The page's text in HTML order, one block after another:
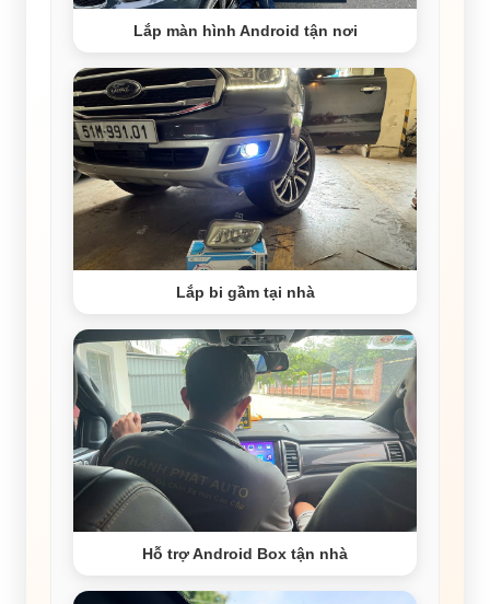
Lắp màn hình Android tận nơi
Lắp bi gầm tại nhà
Hỗ trợ Android Box tận nhà